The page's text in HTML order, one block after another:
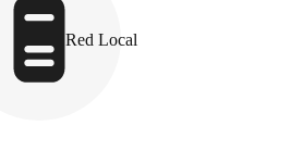
Red Local